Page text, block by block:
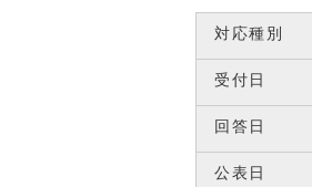
対応種別
受付日
回答日
公表日